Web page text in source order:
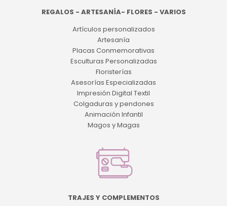
REGALOS - ARTESANÍA- FLORES - VARIOS
Artículos personalizados
Artesanía
Placas Conmemorativas
Esculturas Personalizadas
Floristerías
Asesorías Especializadas
Impresión Digital Textil
Colgaduras y pendones
Animación Infantil
Magos y Magas
TRAJES Y COMPLEMENTOS